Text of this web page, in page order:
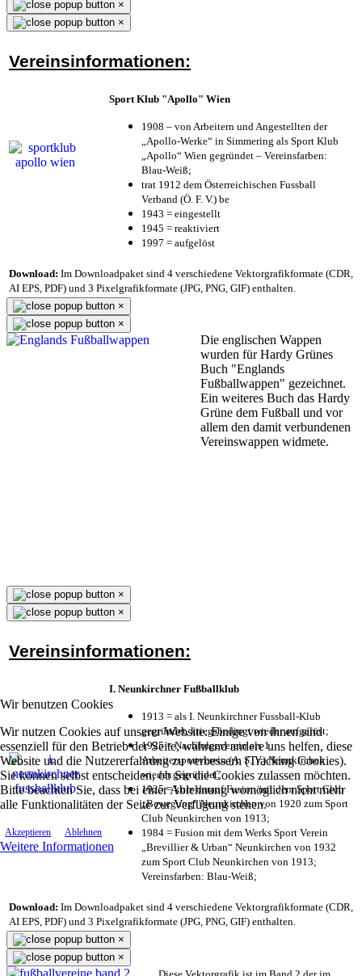
Wir benutzen Cookies
Wir nutzen Cookies auf unserer Website. Einige von ihnen sind
essenziell für den Betrieb der Seite, während andere uns helfen, diese
Website und die Nutzererfahrung zu verbessern (Tracking Cookies).
Sie können selbst entscheiden, ob Sie die Cookies zulassen möchten.
Bitte beachten Sie, dass bei einer Ablehnung womöglich nicht mehr
alle Funktionalitäten der Seite zur Verfügung stehen.
Akzeptieren Ablehnen
Weitere Informationen
×
×
Vereinsinformationen:
Sport Klub "Apollo" Wien
1908 – von Arbeitern und Angestellten der
„Apollo-Werke“ in Simmering als Sport Klub
„Apollo“ Wien gegründet – Vereinsfarben:
Blau-Weiß;
trat 1912 dem Österreichischen Fussball
Verband (Ö. F. V.) be
1943 = eingestellt
1945 = reaktiviert
1997 = aufgelöst
Download: Im Downloadpaket sind 4 verschiedene Vektorgrafikformate (CDR,
AI EPS, PDF) und 3 Pixelgrafikformate (JPG, PNG, GIF) enthalten.
×
×
Die englischen Wappen
wurden für Hardy Grünes
Buch "Englands
Fußballwappen" gezeichnet.
Ein weiteres Buch das Hardy
Grüne dem Fußball und vor
allem den damit verbundenen
Vereinswappen widmete.
×
×
Vereinsinformationen:
I. Neunkirchner Fußballklub
1913 = als I. Neunkirchner Fussball-Klub
gegründet, kriegsbedingt wieder aufgelöst;
1925 = Nachfolgeverein als 1.
Arbeitersportverein (A. S. V.) Neunkirchen
wieder gegründet;
1925 = kurz darauf Fusion mit dem Sport Club
„Bewegung“ Neunkirchen von 1920 zum Sport
Club Neunkirchen von 1913;
1984 = Fusion mit dem Werks Sport Verein
„Brevillier & Urban“ Neunkirchen von 1932
zum Sport Club Neunkirchen von 1913;
Vereinsfarben: Blau-Weiß;
Download: Im Downloadpaket sind 4 verschiedene Vektorgrafikformate (CDR,
AI EPS, PDF) und 3 Pixelgrafikformate (JPG, PNG, GIF) enthalten.
×
×